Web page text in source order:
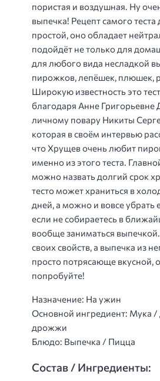
пористая и воздушная. Ну
выпечка! Рецепт самого теста
простой, оно обладает
подойдёт не только для
для любого вида несладкой
пирожков, лепёшек, плюшек,
Широкую известность это
благодаря Анне Григорьевне
личному повару Никиты
которая в своём интервью
что Хрущев очень любит
именно из этого теста.
можно назвать долгий срок
тесто может храниться в
дней, а можно и вовсе убрать
если не собираетесь в
вообще заниматься выпечкой.
своих свойств, а выпечка из
просто потрясающе вкусной,
попробуйте!
Назначение: На ужин
Основной ингредиент: Мука
дрожжи
Блюдо: Выпечка / Пицца
Состав / Ингредиенты: